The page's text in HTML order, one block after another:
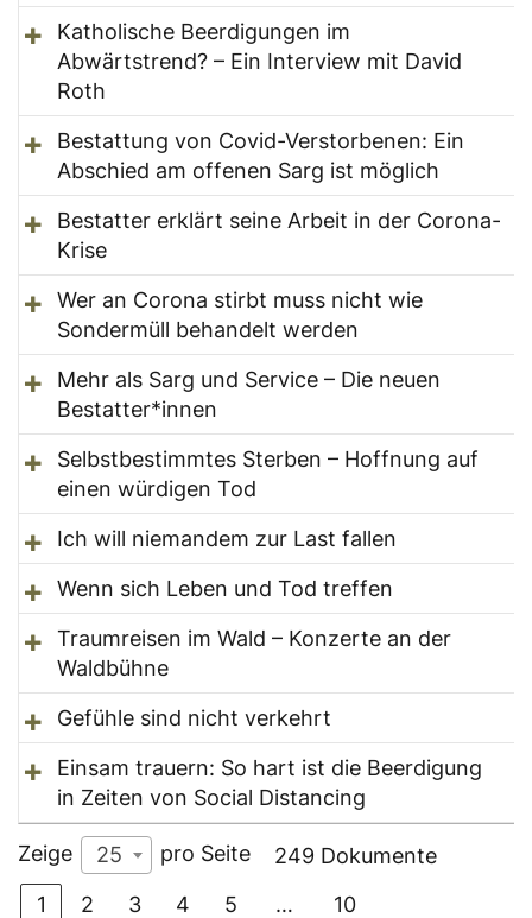
Katholische Beerdigungen im
Abwärtstrend? – Ein Interview mit David
Roth
Bestattung von Covid-Verstorbenen: Ein
Abschied am offenen Sarg ist möglich
Bestatter erklärt seine Arbeit in der Corona-
Krise
Wer an Corona stirbt muss nicht wie
Sondermüll behandelt werden
Mehr als Sarg und Service – Die neuen
Bestatter*innen
Selbstbestimmtes Sterben – Hoffnung auf
einen würdigen Tod
Ich will niemandem zur Last fallen
Wenn sich Leben und Tod treffen
Traumreisen im Wald – Konzerte an der
Waldbühne
Gefühle sind nicht verkehrt
Einsam trauern: So hart ist die Beerdigung
in Zeiten von Social Distancing
Zeige 25 pro Seite
249 Dokumente
1
2 3 4 5 … 10